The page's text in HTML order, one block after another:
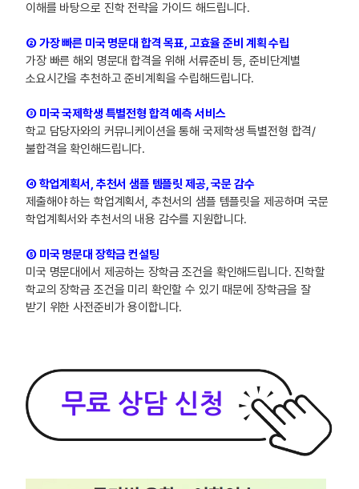
이해를 바탕으로 진학 전략을 가이드 해드립니다.
② 가장 빠른 미국 명문대 합격 목표, 고효율 준비 계획 수립
가장 빠른 해외 명문대 합격을 위해 서류준비 등, 준비단계별
소요시간을 추천하고 준비계획을 수립해드립니다.
③ 미국 국제학생 특별전형 합격 예측 서비스
학교 담당자와의 커뮤니케이션을 통해 국제학생 특별전형 합격/
불합격을 확인해드립니다.
④ 학업계획서, 추천서 샘플 템플릿 제공, 국문 감수
제출해야 하는 학업계획서, 추천서의 샘플 템플릿을 제공하며 국문
학업계획서와 추천서의 내용 감수를 지원합니다.
⑤ 미국 명문대 장학금 컨설팅
미국 명문대에서 제공하는 장학금 조건을 확인해드립니다. 진학할
학교의 장학금 조건을 미리 확인할 수 있기 때문에 장학금을 잘
받기 위한 사전준비가 용이합니다.